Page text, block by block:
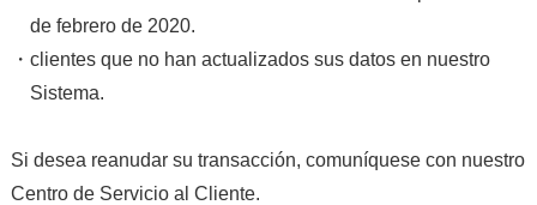
de febrero de 2020.
・clientes que no han actualizados sus datos en nuestro
Sistema.
Si desea reanudar su transacción, comuníquese con nuestro
Centro de Servicio al Cliente.